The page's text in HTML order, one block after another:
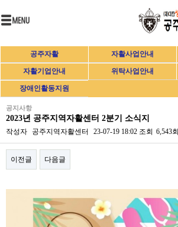
공주자활 자활사업안내
자활기업안내 위탁사업안내
장애인활동지원
공지사항
2023년 공주지역자활센터 2분기 소식지
작성자 공주지역자활센터 23-07-19 18:02 조회 6,543회
이전글 다음글
본문